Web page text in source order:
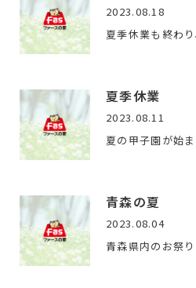
2023.08.18
夏季休業
2023.08.11
青森の夏
2023.08.04